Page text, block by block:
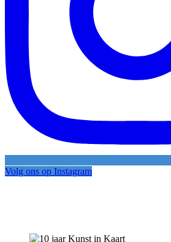
Volg ons op Instagram